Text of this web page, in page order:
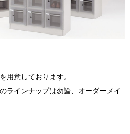
用意しております。
ラインナップは勿論、オーダーメイ